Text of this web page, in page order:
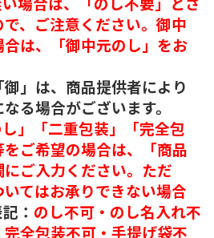
、ご注意ください。御中
は、「御中元のし」をお
」は、商品提供者により
る場合がございます。
し」「二重包装」「完全包
ご希望の場合は、「商品
ご入力ください。ただ
てはお承りできない場合
記： のし不可・のし名入れ不
全包装不可・手提げ袋不